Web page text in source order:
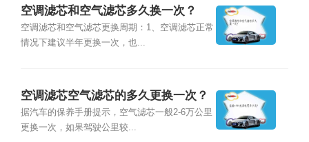
空调滤芯和空气滤芯多久换一次？
空调滤芯和空气滤芯更换周期：1、空调滤芯正常
情况下建议半年更换一次，也...
空调滤芯空气滤芯的多久更换一次？
据汽车的保养手册提示，空气滤芯一般2-6万公里
更换一次，如果驾驶公里较...